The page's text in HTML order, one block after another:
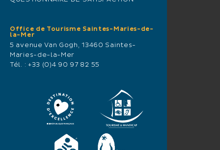
Office de Tourisme Saintes-Maries-de-
la-Mer
5 avenue Van Gogh, 13460 Saintes-
Maries-de-la-Mer
Tél. : +33 (0)4 90 97 82 55